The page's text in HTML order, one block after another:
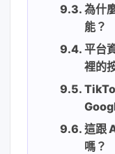
為什
能？
平台
裡的
這跟
嗎？